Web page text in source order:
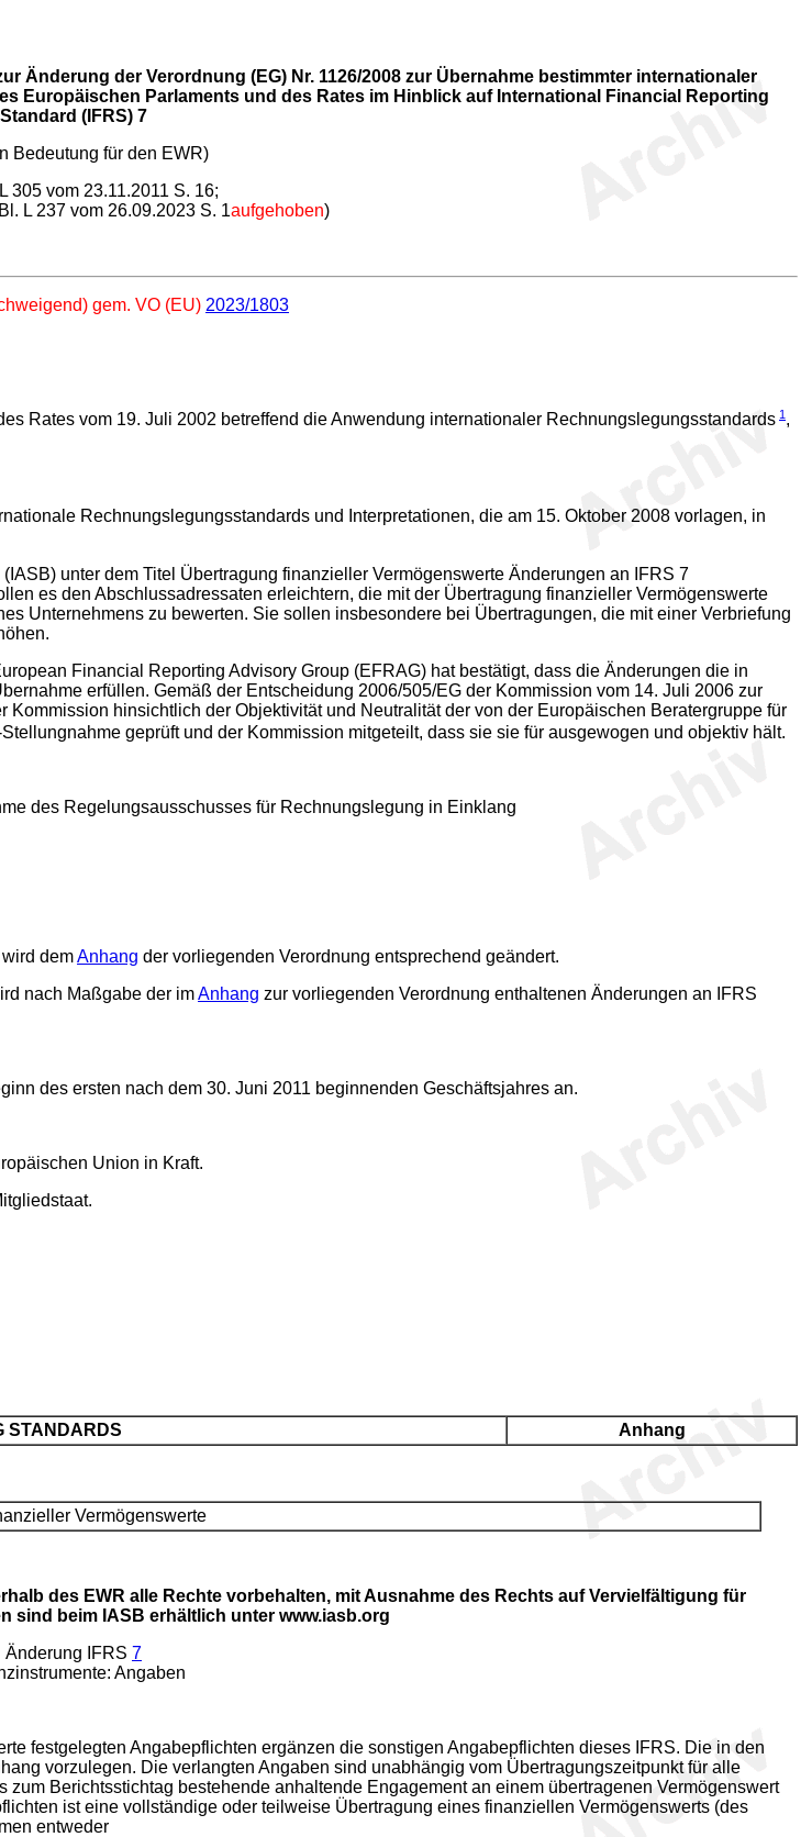
Änderung der Verordnung (EG) Nr. 1126/2008 zur Übernahme bestimmter internationaler
Europäischen Parlaments und des Rates im Hinblick auf International Financial Reporting
Standard (IFRS) 7
Bedeutung für den EWR)
305 vom 23.11.2011 S. 16;
L 237 vom 26.09.2023 S. 1aufgehoben)
gem. VO (EU) 2023/1803
Rates vom 19. Juli 2002 betreffend die Anwendung internationaler Rechnungslegungsstandards 1 ,
Rechnungslegungsstandards und Interpretationen, die am 15. Oktober 2008 vorlagen, in
unter dem Titel Übertragung finanzieller Vermögenswerte Änderungen an IFRS 7
es den Abschlussadressaten erleichtern, die mit der Übertragung finanzieller Vermögenswerte
Unternehmens zu bewerten. Sie sollen insbesondere bei Übertragungen, die mit einer Verbriefung
Financial Reporting Advisory Group (EFRAG) hat bestätigt, dass die Änderungen die in
erfüllen. Gemäß der Entscheidung 2006/505/EG der Kommission vom 14. Juli 2006 zur
hinsichtlich der Objektivität und Neutralität der von der Europäischen Beratergruppe für
geprüft und der Kommission mitgeteilt, dass sie sie für ausgewogen und objektiv hält.
des Regelungsausschusses für Rechnungslegung in Einklang
demAnhang der vorliegenden Verordnung entsprechend geändert.
nach Maßgabe der imAnhang zur vorliegenden Verordnung enthaltenen Änderungen an IFRS
des ersten nach dem 30. Juni 2011 beginnenden Geschäftsjahres an.
Union in Kraft.
STANDARDS Anhang
Vermögenswerte
des EWR alle Rechte vorbehalten, mit Ausnahme des Rechts auf Vervielfältigung für
sind beim IASB erhältlich unter www.iasb.org
Änderung IFRS 7
Angaben
festgelegten Angabepflichten ergänzen die sonstigen Angabepflichten dieses IFRS. Die in den
vorzulegen. Die verlangten Angaben sind unabhängig vom Übertragungszeitpunkt für alle
Berichtsstichtag bestehende anhaltende Engagement an einem übertragenen Vermögenswert
ist eine vollständige oder teilweise Übertragung eines finanziellen Vermögenswerts (des
entweder